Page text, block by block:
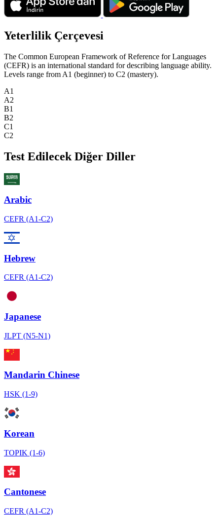
Yeterlilik Çerçevesi
The Common European Framework of Reference for Languages
(CEFR) is an international standard for describing language ability.
Levels range from A1 (beginner) to C2 (mastery).
A1
A2
B1
B2
C1
C2
Test Edilecek Diğer Diller
Arabic
CEFR (A1-C2)
Hebrew
CEFR (A1-C2)
Japanese
JLPT (N5-N1)
Mandarin Chinese
HSK (1-9)
Korean
TOPIK (1-6)
Cantonese
CEFR (A1-C2)